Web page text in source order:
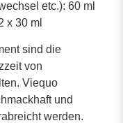
etc.): 60 ml
x 30 ml
sind die
von
Viequo
und
werden.